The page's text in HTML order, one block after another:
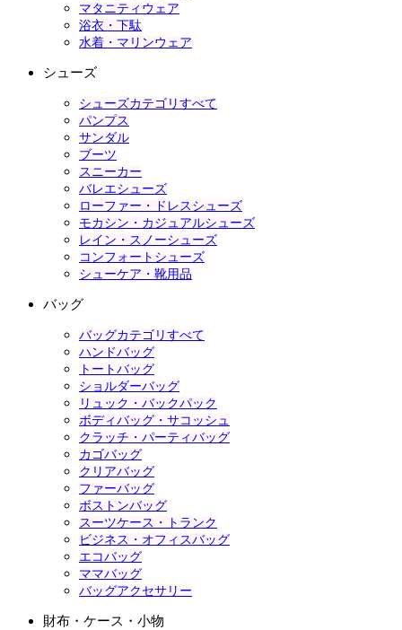
マタニティウェア
浴衣・下駄
水着・マリンウェア
シューズ
シューズカテゴリすべて
パンプス
サンダル
ブーツ
スニーカー
バレエシューズ
ローファー・ドレスシューズ
モカシン・カジュアルシューズ
レイン・スノーシューズ
コンフォートシューズ
シューケア・靴用品
バッグ
バッグカテゴリすべて
ハンドバッグ
トートバッグ
ショルダーバッグ
リュック・バックパック
ボディバッグ・サコッシュ
クラッチ・パーティバッグ
カゴバッグ
クリアバッグ
ファーバッグ
ボストンバッグ
スーツケース・トランク
ビジネス・オフィスバッグ
エコバッグ
ママバッグ
バッグアクセサリー
財布・ケース・小物